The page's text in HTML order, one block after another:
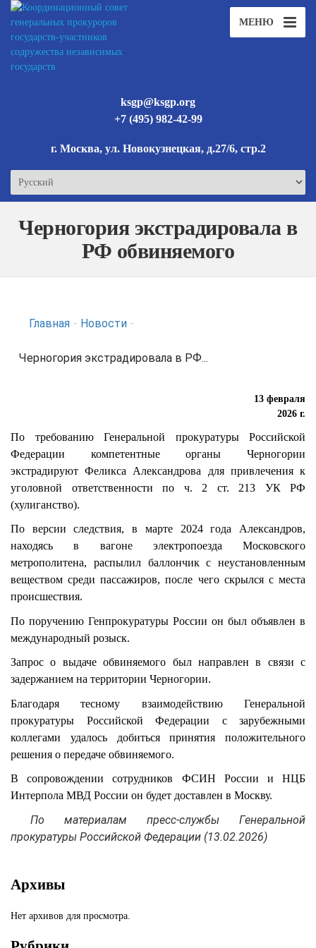
МЕНЮ
ksgp@ksgp.org
+7 (495) 982-42-99
г. Москва, ул. Новокузнецкая, д.27/6, стр.2
Выбрать
язык
Черногория экстрадировала в
РФ обвиняемого
Главная - Новости -
Черногория экстрадировала в РФ...
13 февраля
2026 г.
По требованию Генеральной прокуратуры Российской
Федерации компетентные органы Черногории
экстрадируют Феликса Александрова для привлечения к
уголовной ответственности по ч. 2 ст. 213 УК РФ
(хулиганство).
По версии следствия, в марте 2024 года Александров,
находясь в вагоне электропоезда Московского
метрополитена, распылил баллончик с неустановленным
веществом среди пассажиров, после чего скрылся с места
происшествия.
По поручению Генпрокуратуры России он был объявлен в
международный розыск.
Запрос о выдаче обвиняемого был направлен в связи с
задержанием на территории Черногории.
Благодаря тесному взаимодействию Генеральной
прокуратуры Российской Федерации с зарубежными
коллегами удалось добиться принятия положительного
решения о передаче обвиняемого.
В сопровождении сотрудников ФСИН России и НЦБ
Интерпола МВД России он будет доставлен в Москву.
По материалам пресс-службы Генеральной
прокуратуры Российской Федерации (13.02.2026)
Архивы
Нет архивов для просмотра.